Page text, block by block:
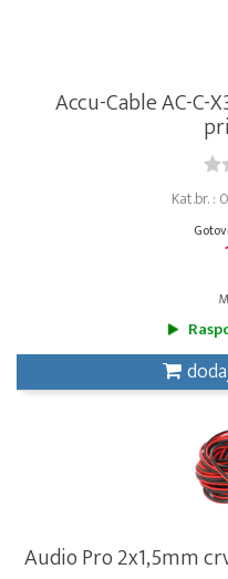
Accu-Cable AC-C-
Kat.br. :
Audio Pro 2x1,5mm